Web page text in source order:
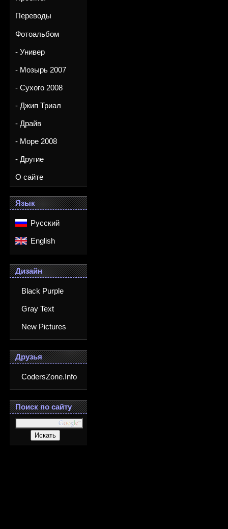
Переводы
Фотоальбом
- Универ
- Мозырь 2007
- Сухого 2008
- Джип Триал
- Драйв
- Море 2008
- Другие
О сайте
Язык
Русский
English
Дизайн
Black Purple
Gray Text
New Pictures
Друзья
CodersZone.Info
Поиск по сайту